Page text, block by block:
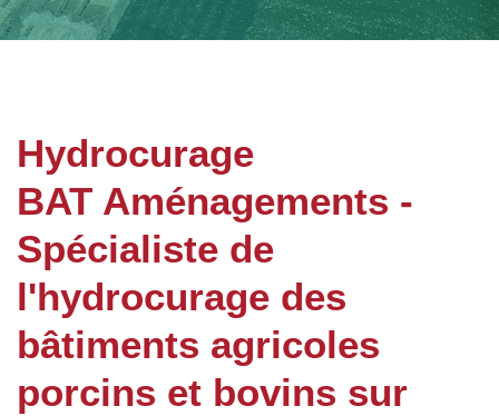
Hydrocurage
BAT Aménagements -
Spécialiste de
l'hydrocurage des
bâtiments agricoles
porcins et bovins sur